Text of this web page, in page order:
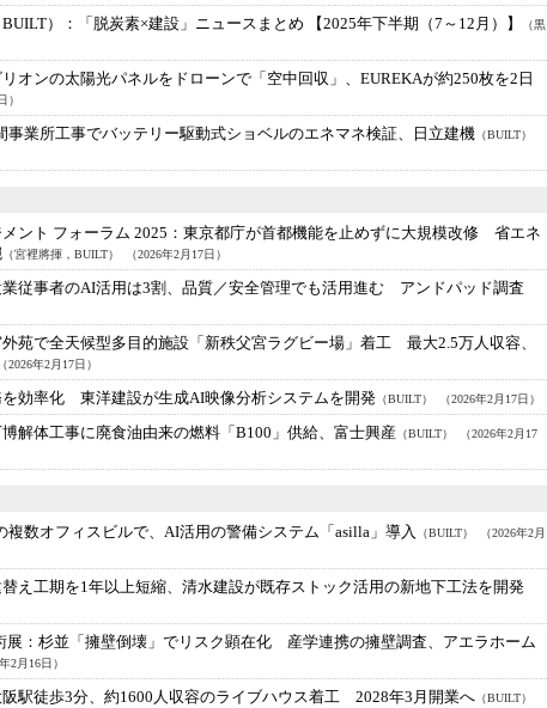
）： 「脱炭素×建設」ニュースまとめ 【2025年下半期（7～12月）】 （黒
オンの太陽光パネルをドローンで「空中回収」、EUREKAが約250枚を2日
）
事業所工事でバッテリー駆動式ショベルのエネマネ検証、日立建機 （BUILT）
ント フォーラム 2025： 東京都庁が首都機能を止めずに大規模改修 省エネ
（宮裡將揮，BUILT） （2026年2月17日）
従事者のAI活用は3割、品質／安全管理でも活用進む アンドパッド調査
苑で全天候型多目的施設「新秩父宮ラグビー場」着工 最大2.5万人収容、
（2026年2月17日）
を効率化 東洋建設が生成AI映像分析システムを開発 （BUILT） （2026年2月17日）
解体工事に廃食油由来の燃料「B100」供給、富士興産 （BUILT） （2026年2月17
複数オフィスビルで、AI活用の警備システム「asilla」導入 （BUILT） （2026年2月
え工期を1年以上短縮、清水建設が既存ストック活用の新地下工法を開発
： 杉並「擁壁倒壊」でリスク顕在化 産学連携の擁壁調査、アエラホーム
2月16日）
阪駅徒歩3分、約1600人収容のライブハウス着工 2028年3月開業へ （BUILT）